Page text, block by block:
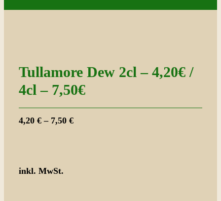
Tullamore Dew 2cl – 4,20€ /
4cl – 7,50€
4,20 € – 7,50 €
inkl. MwSt.